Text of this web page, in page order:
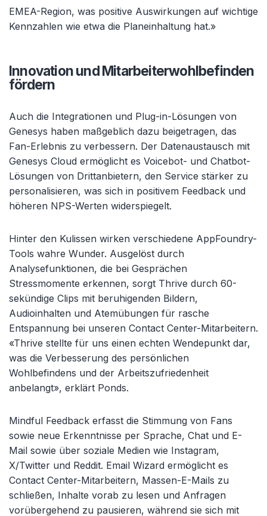
EMEA-Region, was positive Auswirkungen auf wichtige
Kennzahlen wie etwa die Planeinhaltung hat.»
Innovation und Mitarbeiterwohlbefinden
fördern
Auch die Integrationen und Plug-in-Lösungen von
Genesys haben maßgeblich dazu beigetragen, das
Fan-Erlebnis zu verbessern. Der Datenaustausch mit
Genesys Cloud ermöglicht es Voicebot- und Chatbot-
Lösungen von Drittanbietern, den Service stärker zu
personalisieren, was sich in positivem Feedback und
höheren NPS-Werten widerspiegelt.
Hinter den Kulissen wirken verschiedene AppFoundry-
Tools wahre Wunder. Ausgelöst durch
Analysefunktionen, die bei Gesprächen
Stressmomente erkennen, sorgt Thrive durch 60-
sekündige Clips mit beruhigenden Bildern,
Audioinhalten und Atemübungen für rasche
Entspannung bei unseren Contact Center-Mitarbeitern.
«Thrive stellte für uns einen echten Wendepunkt dar,
was die Verbesserung des persönlichen
Wohlbefindens und der Arbeitszufriedenheit
anbelangt», erklärt Ponds.
Mindful Feedback erfasst die Stimmung von Fans
sowie neue Erkenntnisse per Sprache, Chat und E-
Mail sowie über soziale Medien wie Instagram,
X/Twitter und Reddit. Email Wizard ermöglicht es
Contact Center-Mitarbeitern, Massen-E-Mails zu
schließen, Inhalte vorab zu lesen und Anfragen
vorübergehend zu pausieren, während sie sich mit